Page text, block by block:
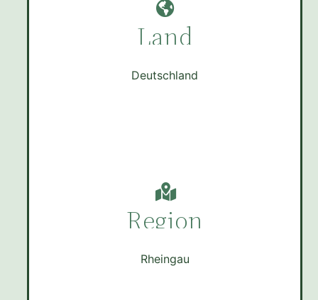
Land
Deutschland
Region
Rheingau